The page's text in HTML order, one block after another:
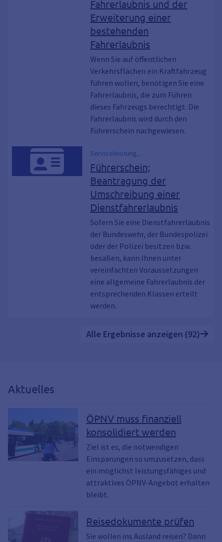
Fahrerlaubnis und der
Erweiterung einer
bestehenden
Fahrerlaubnis
Wenn Sie auf öffentlichen
Verkehrsflächen ein Kraftfahrzeug
führen wollen, benötigen Sie eine
Fahrerlaubnis, die zum Führen
dieses Fahrzeugs berechtigt. Die
Fahrerlaubnis wird durch den
Führerschein nachgewiesen.
Serviceleistung,
Bundeswehrführerschein,
Dienstfahrerlaubnis, Polizeiführerschein
Führerschein;
Beantragung der
Umschreibung einer
Dienstfahrerlaubnis
Sofern Sie eine Dienstfahrerlaubnis
der Bundeswehr, der Bundespolizei
oder der Polizei besitzen bzw.
besaßen, kann Ihnen unter
vereinfachten Voraussetzungen
eine allgemeine Fahrerlaubnis der
entsprechenden Klassen erteilt
werden.
Alle Ergebnisse anzeigen (92)
Aktuelles
ÖPNV muss finanziell
konsolidiert werden
Ziel ist es, die notwendigen
Einsparungen so umzusetzen, dass
ein möglichst leistungsfähiges und
attraktives ÖPNV-Angebot erhalten
bleibt.
Reisedokumente prüfen
Sie wollen ins Ausland reisen? Dann